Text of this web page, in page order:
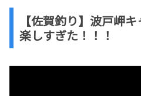
【佐賀釣り】波戸岬
楽しすぎた！！！